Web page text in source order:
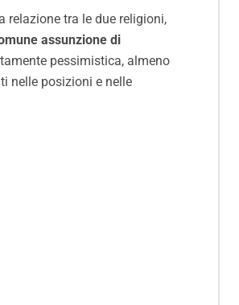
relazione tra le due religioni,
assunzione di
pessimistica, almeno
nelle posizioni e nelle